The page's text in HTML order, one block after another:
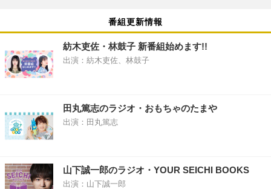
番組更新情報
紡木吏佐・林鼓子 新番組始めます!!
出演：紡木吏佐、林鼓子
田丸篤志のラジオ・おもちゃのたまや
出演：田丸篤志
山下誠一郎のラジオ・YOUR SEICHI BOOKS
出演：山下誠一郎